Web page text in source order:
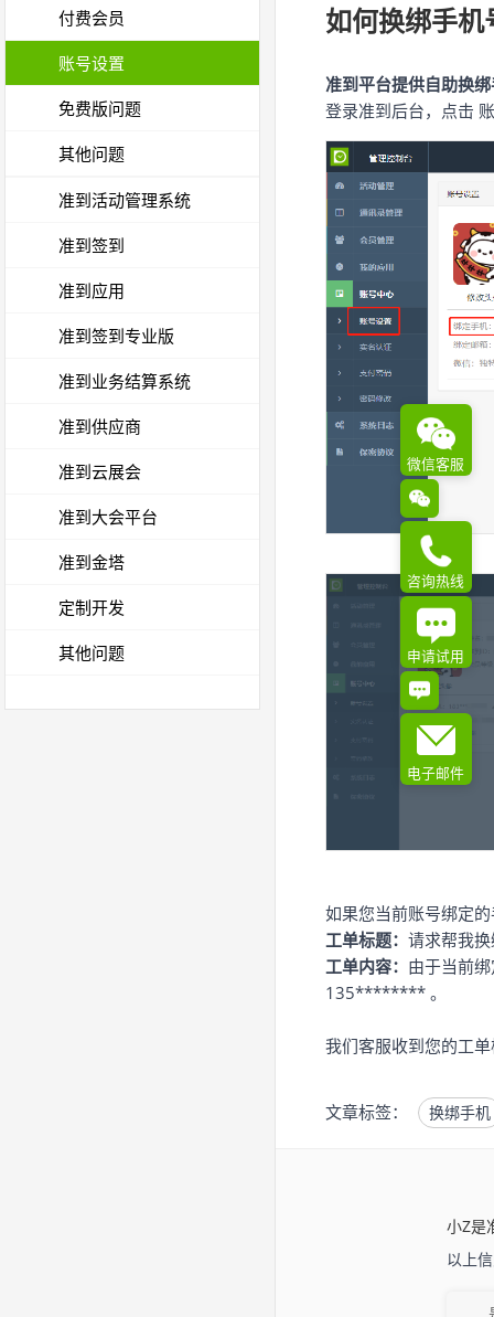
微信客服
咨询热线
申请试用
电子邮件
付费会员
账号设置
免费版问题
其他问题
准到活动管理系统
准到签到
准到应用
准到签到专业版
准到业务结算系统
准到供应商
准到云展会
准到大会平台
准到金塔
定制开发
其他问题
如何换绑手机
准到平台提供自助换
登录准到后台，点击
如果您当前账号绑定
工单标题： 请求帮我
工单内容： 由于当前
135******** 。
我们客服收到您的工
文章标签： 换绑手机
小Z是
以上